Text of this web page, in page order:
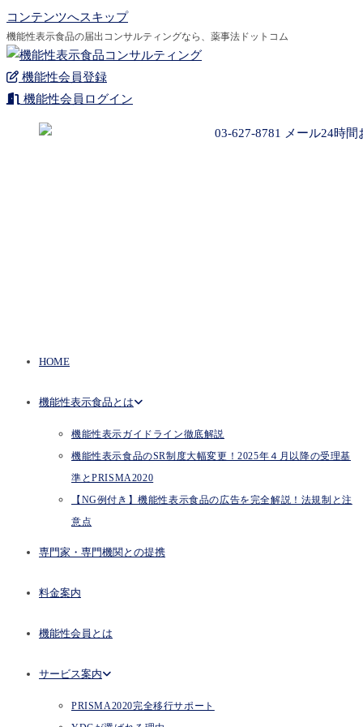
コンテンツへスキップ
機能性表示食品の届出コンサルティングなら、薬事法ドットコム
機能性会員登録
機能性会員ログイン
HOME
機能性表示食品とは
機能性表示ガイドライン徹底解説
機能性表示食品のSR制度大幅変更！2025年４月以降の受理基
準とPRISMA2020
【NG例付き】機能性表示食品の広告を完全解説！法規制と注
意点
専門家・専門機関との提携
料金案内
機能性会員とは
サービス案内
PRISMA2020完全移行サポート